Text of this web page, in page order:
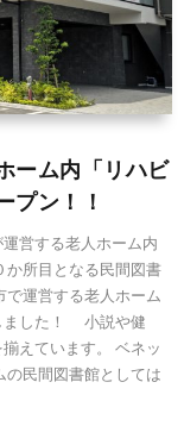
ーム内「リハビ
プン！！
営する老人ホーム内
所目となる民間図書
運営する老人ホーム
ました！ 小説や健
えています。 ベネッ
の民間図書館としては